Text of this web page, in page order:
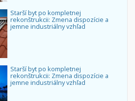
Starší byt po kompletnej
rekonštrukcii: Zmena dispozície a
jemne industriálny vzhľad
Starší byt po kompletnej
rekonštrukcii: Zmena dispozície a
jemne industriálny vzhľad